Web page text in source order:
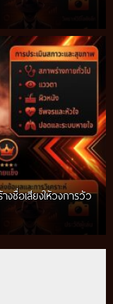
งชื่อเสียงให้วงการวัว